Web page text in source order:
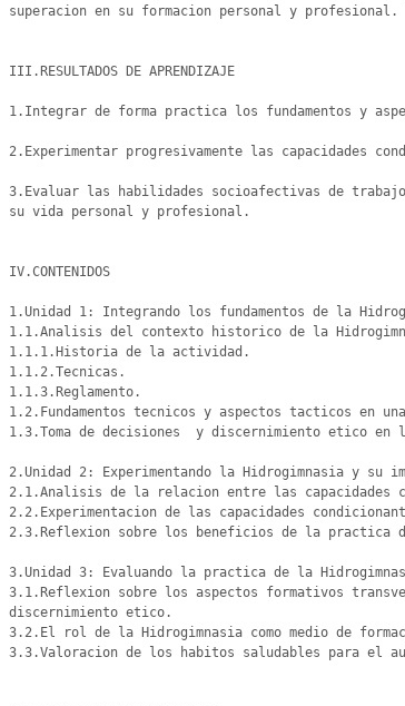
superacion en su formacion personal y profesional.
III.RESULTADOS DE APRENDIZAJE
1.Integrar de forma practica los fundamentos y
2.Experimentar progresivamente las capacidades
3.Evaluar las habilidades socioafectivas de
su vida personal y profesional.
IV.CONTENIDOS
1.Unidad 1: Integrando los fundamentos de la
1.1.Analisis del contexto historico de la
1.1.1.Historia de la actividad.
1.1.2.Tecnicas.
1.1.3.Reglamento.
1.2.Fundamentos tecnicos y aspectos tacticos en
1.3.Toma de decisiones  y discernimiento etico
2.Unidad 2: Experimentando la Hidrogimnasia y su
2.1.Analisis de la relacion entre las capacidades
2.2.Experimentacion de las capacidades
2.3.Reflexion sobre los beneficios de la
3.Unidad 3: Evaluando la practica de la
3.1.Reflexion sobre los aspectos formativos
discernimiento etico.
3.2.El rol de la Hidrogimnasia como medio de
3.3.Valoracion de los habitos saludables para el